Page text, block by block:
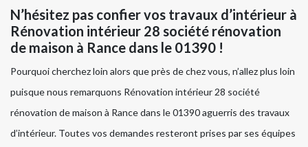
N’hésitez pas confier vos travaux d’intérieur à
Rénovation intérieur 28 société rénovation
de maison à Rance dans le 01390 !
Pourquoi cherchez loin alors que près de chez vous, n’allez plus loin
puisque nous remarquons Rénovation intérieur 28 société
rénovation de maison à Rance dans le 01390 aguerris des travaux
d’intérieur. Toutes vos demandes resteront prises par ses équipes